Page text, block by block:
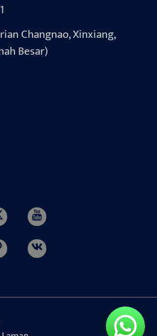
Changnao, Xinxiang,
Besar)